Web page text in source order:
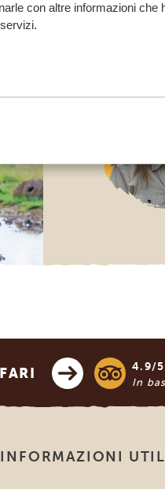
con altre informazioni che
4.9/5
In
INFORMAZIONI